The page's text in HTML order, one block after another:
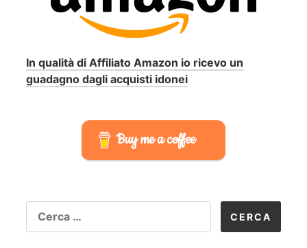
In qualità di Affiliato Amazon io ricevo un
guadagno dagli acquisti idonei
Buy me a coffee
PER: